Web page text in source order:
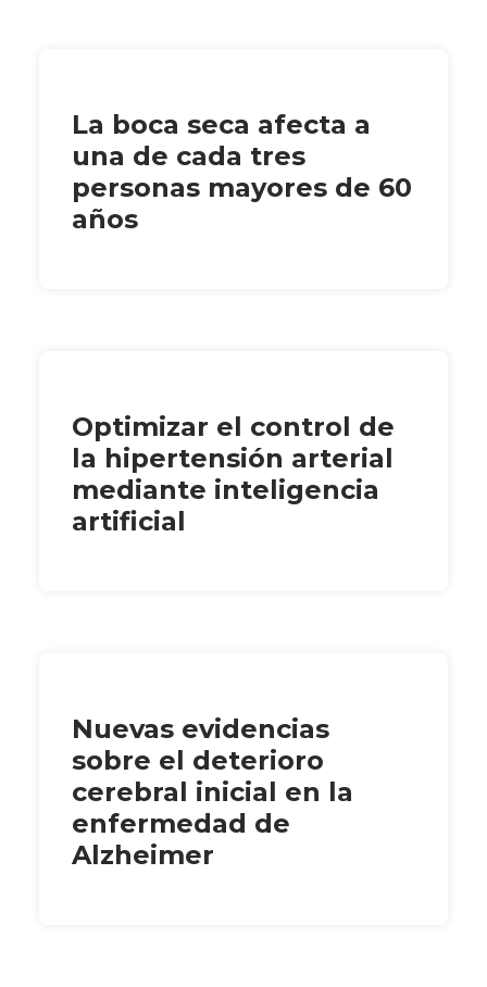
La boca seca afecta a
una de cada tres
personas mayores de 60
años
Optimizar el control de
la hipertensión arterial
mediante inteligencia
artificial
Nuevas evidencias
sobre el deterioro
cerebral inicial en la
enfermedad de
Alzheimer